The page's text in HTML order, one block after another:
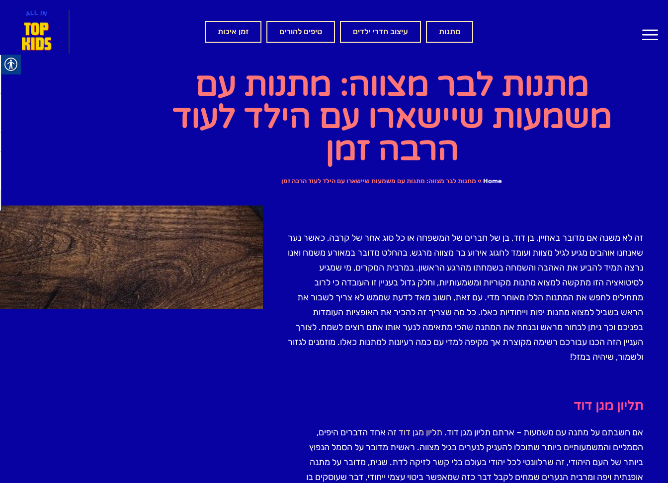
מתנות עיצוב חדרי ילדים טיפים להורים זמן איכות
מתנות לבר מצווה: מתנות עם
משמעות שיישארו עם הילד לעוד
הרבה זמן
Home
» מתנות לבר מצווה: מתנות עם משמעות שיישארו עם הילד לעוד הרבה זמן
זה לא משנה אם מדובר באחיין, בן דוד, בן של חברים של המשפחה או כל סוג אחר של קרבה, כאשר נער
שאנחנו אוהבים מגיע לגיל מצוות ועומד לחגוג אירוע בר מצווה מרגש, בהחלט מדובר במאורע משמח ואנו
נרצה תמיד להביע את האהבה והשמחה בשמחתו מהרגע הראשון. במרבית המקרים, מי שמגיע
לסיטואציה הזו מתקשה למצוא מתנות מקוריות ומשמעותיות, וחלק גדול בעניין זו העובדה כי לרוב
מתחילים לחפש את המתנות הללו מאוחר מדי. עם זאת, חשוב מאד לדעת שממש לא צריך לשבור את
הראש בשביל למצוא מתנות יפות וייחודיות כאלו. כל מה שצריך זה להכיר את האופציות העומדות
בפניכם וכך ניתן לבחור מראש ובנחת את המתנה שהכי מתאימה לנער אותו אתם רוצים לשמח. לצורך
העניין הזה הכנו עבורכם רשימה מקוצרת אך מקיפה למדי עם כמה רעיונות למתנות כאלו. מוזמנים לגזור
ולשמור, שיהיה במזל!
תליון מגן דוד
אם חשבתם על מתנה עם משמעות – ארתם תליון מגן דוד. תליון מגן דודזה אחד הדברים היפים,
הסמליים והמשמעותיים ביותר שתוכלו להעניק לנערים בגיל מצווה. ראשית מדובר על הסמל הנפוץ
ביותר של העם היהודי, זה שרלוונטי לכל יהודי בעולם בלי קשר לזיקה לדת. שנית, מדובר על מתנה
אופנתית ויפה ומרבית הנערים שמחים לקבל דבר כזה שמאפשר ביטוי עצמי ייחודי, דבר שעוסקים בו